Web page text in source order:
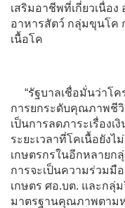
เสริมอาชีพที่เกี่ยวเนื่อ
อาหารสัตว์ กลุ่มขุนโค
เนื้อโค
“รัฐบาลเชื่อมั่นว่าโ
การยกระดับคุณภาพชีวิ
เป็นการลดภาระเรื่องเ
ระยะเวลาที่โคเนื้อยังไ
เกษตรกรในอีกหลายก
การจะเป็นความร่วมมื
เกษตร ศอ.บต. และกลุ่
มาตรฐานคุณภาพตาม